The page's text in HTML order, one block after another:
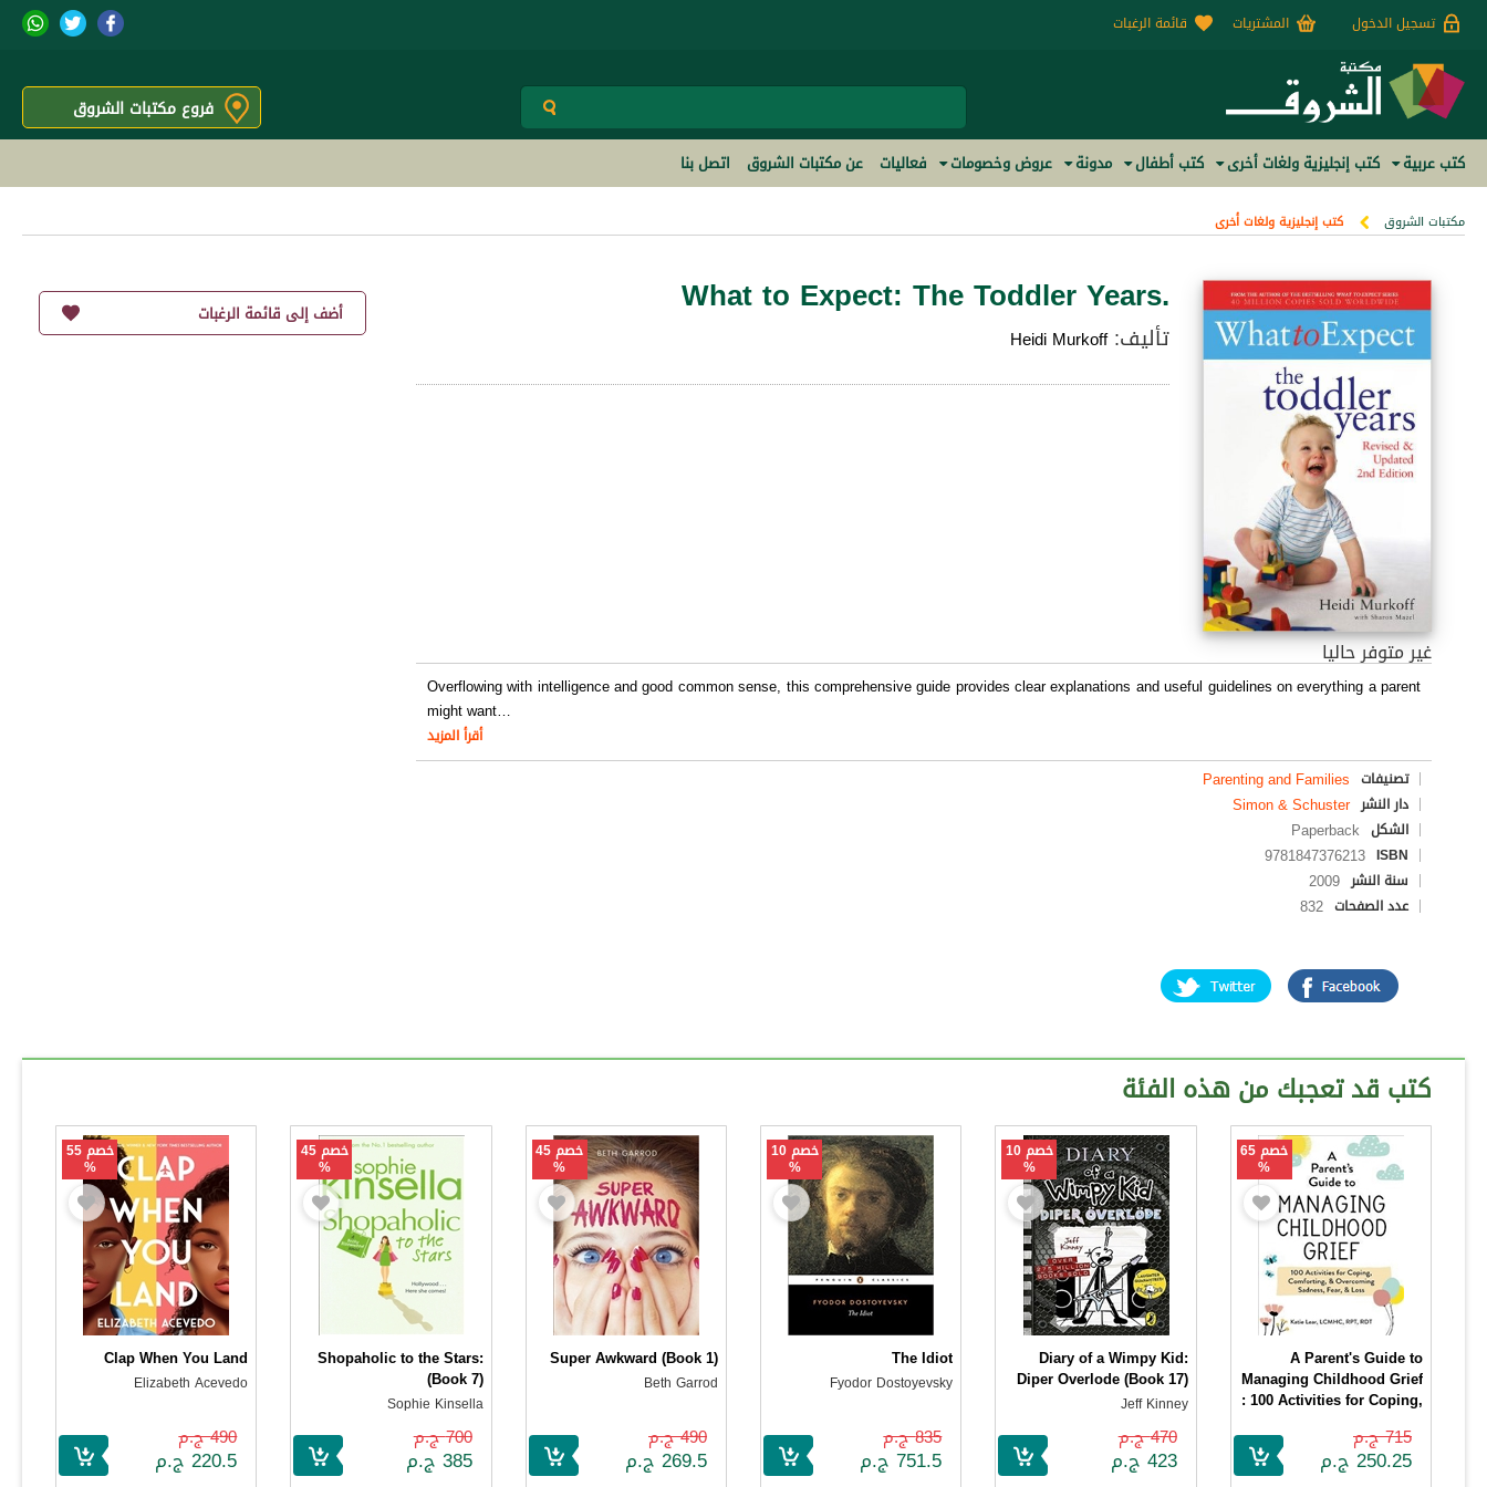
تسجيل الدخول المشتريات قائمة الرغبات
فروع مكتبات الشروق
كتب عربية كتب إنجليزية ولغات أخرى كتب أطفال مدونة عروض وخصومات فعاليات عن مكتبات الشروق اتصل بنا
مكتبات الشروق كتب إنجليزية ولغات أخرى
What to Expect: The Toddler Years.
تأليف:Heidi Murkoff
غير متوفر حاليا
Overflowing with intelligence and good common sense, this comprehensive guide provides clear explanations and useful guidelines on everything a parent
might want…
أقرأ المزيد
تصنيفات Parenting and Families
دار النشر Simon & Schuster
الشكل Paperback
ISBN
9781847376213
سنة النشر 2009
عدد الصفحات 832
أضف إلى قائمة الرغبات
كتب قد تعجبك من هذه الفئة
خصم 65
%
A Parent's Guide to
Managing Childhood Grief
: 100 Activities for Coping,
Overcoming Sadness,
Fear, & Loss
715 ج.م
250.25 ج.م
خصم 10
%
Diary of a Wimpy Kid:
Diper Overlode (Book 17)
Jeff Kinney
470 ج.م
423 ج.م
خصم 10
%
The Idiot
Fyodor Dostoyevsky
835 ج.م
751.5 ج.م
خصم 45
%
Super Awkward (Book 1)
Beth Garrod
490 ج.م
269.5 ج.م
خصم 45
%
Shopaholic to the Stars:
(Book 7)
Sophie Kinsella
700 ج.م
385 ج.م
خصم 55
%
Clap When You Land
Elizabeth Acevedo
490 ج.م
220.5 ج.م